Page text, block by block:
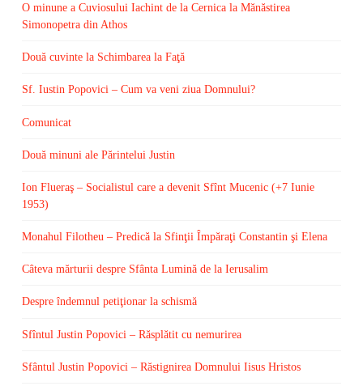
O minune a Cuviosului Iachint de la Cernica la Mănăstirea
Simonopetra din Athos
Două cuvinte la Schimbarea la Faţă
Sf. Iustin Popovici – Cum va veni ziua Domnului?
Comunicat
Două minuni ale Părintelui Justin
Ion Flueraş – Socialistul care a devenit Sfînt Mucenic (+7 Iunie
1953)
Monahul Filotheu – Predică la Sfinţii Împăraţi Constantin şi Elena
Câteva mărturii despre Sfânta Lumină de la Ierusalim
Despre îndemnul petiţionar la schismă
Sfîntul Justin Popovici – Răsplătit cu nemurirea
Sfântul Justin Popovici – Răstignirea Domnului Iisus Hristos